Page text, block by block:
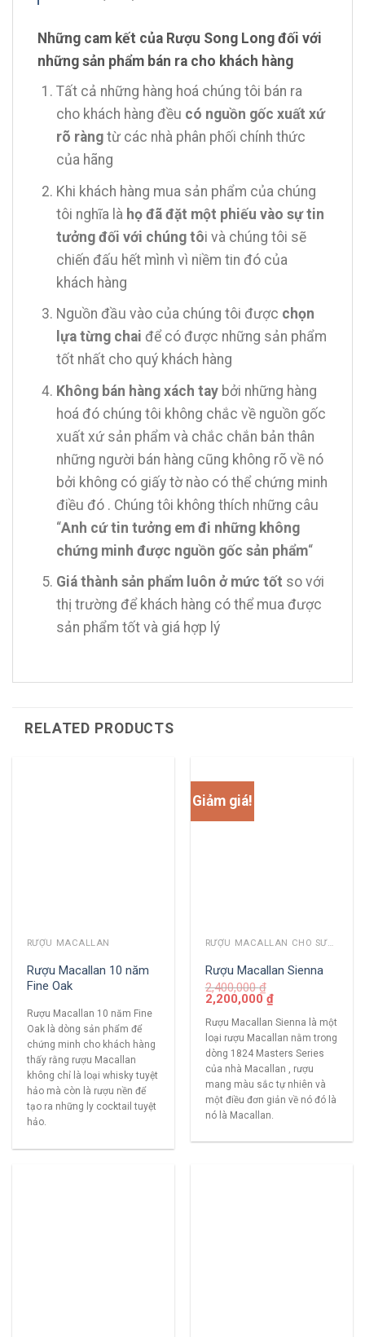
Những cam kết của Rượu Song Long đối với
những sản phẩm bán ra cho khách hàng
Tất cả những hàng hoá chúng tôi bán ra
cho khách hàng đều có nguồn gốc xuất xứ
rõ ràngtừ các nhà phân phối chính thức
của hãng
Khi khách hàng mua sản phẩm của chúng
tôi nghĩa là họ đã đặt một phiếu vào sự tin
tưởng đối với chúng tôi và chúng tôi sẽ
chiến đấu hết mình vì niềm tin đó của
khách hàng
Nguồn đầu vào của chúng tôi được chọn
lựa từng chai để có được những sản phẩm
tốt nhất cho quý khách hàng
Không bán hàng xách taybởi những hàng
hoá đó chúng tôi không chắc về nguồn gốc
xuất xứ sản phẩm và chắc chắn bản thân
những người bán hàng cũng không rõ về nó
bởi không có giấy tờ nào có thể chứng minh
điều đó . Chúng tôi không thích những câu
“Anh cứ tin tưởng em đi những không
chứng minh được nguồn gốc sản phẩm“
Giá thành sản phẩm luôn ở mức tốt so với
thị trường để khách hàng có thể mua được
sản phẩm tốt và giá hợp lý
RELATED PRODUCTS
RƯỢU MACALLAN
Rượu Macallan 10 năm
Fine Oak
Rượu Macallan 10 năm Fine
Oak là dòng sản phẩm để
chứng minh cho khách hàng
thấy rằng rượu Macallan
không chỉ là loại whisky tuyệt
hảo mà còn là rượu nền để
tạo ra những ly cocktail tuyệt
hảo.
Giảm giá!
RƯỢU MACALLAN CHO SƯU TẦM
Rượu Macallan Sienna
2,400,000₫
2,200,000₫
Rượu Macallan Sienna là một
loại rượu Macallan nằm trong
dòng 1824 Masters Series
của nhà Macallan , rượu
mang màu sắc tự nhiên và
một điều đơn giản về nó đó là
nó là Macallan.